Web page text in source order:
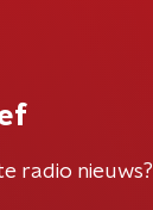
radio nieuws?